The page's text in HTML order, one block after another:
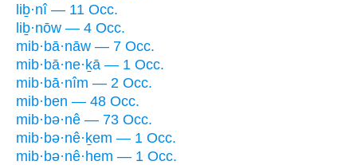
liḇ·nî — 11 Occ.
liḇ·nōw — 4 Occ.
mib·bā·nāw — 7 Occ.
mib·bā·ne·ḵā — 1 Occ.
mib·bā·nîm — 2 Occ.
mib·ben — 48 Occ.
mib·bə·nê — 73 Occ.
mib·bə·nê·ḵem — 1 Occ.
mib·bə·nê·hem — 1 Occ.